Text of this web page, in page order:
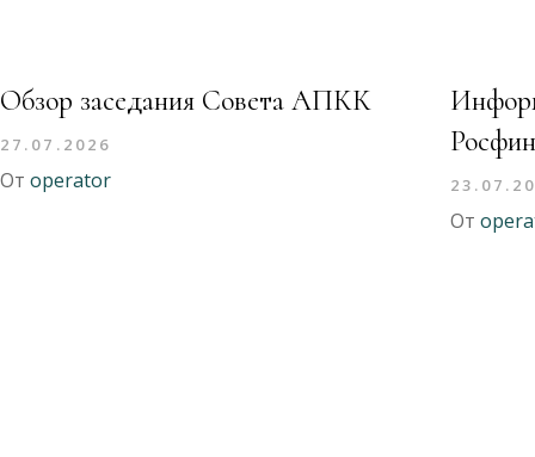
Обзор заседания Совета АПКК
27.07.2026
От operator
От